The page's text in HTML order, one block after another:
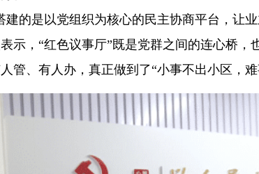
建的是以党组织为核心的民主协商平台，让
示，“红色议事厅”既是党群之间的连心桥
管、有人办，真正做到了“小事不出小区，难